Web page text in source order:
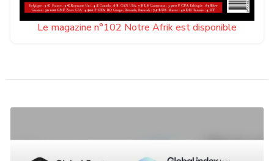
Le magazine n°102 Notre Afrik est disponible